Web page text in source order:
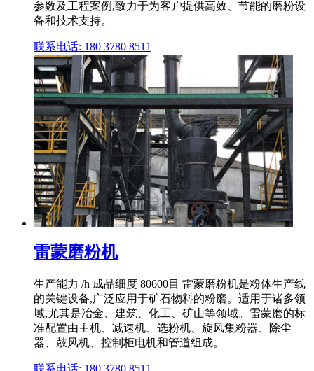
参数及工程案例,致力于为客户提供高效、节能的磨粉设
备和技术支持。
联系电话: 180 3780 8511
雷蒙磨粉机
生产能力 /h 成品细度 80600目 雷蒙磨粉机是粉体生产线
的关键设备,广泛应用于矿石物料的粉磨。适用于诸多领
域,尤其是冶金、建筑、化工、矿山等领域。雷蒙磨的标
准配置由主机、减速机、选粉机、旋风集粉器、除尘
器、鼓风机、控制柜电机和管道组成。
联系电话: 180 3780 8511